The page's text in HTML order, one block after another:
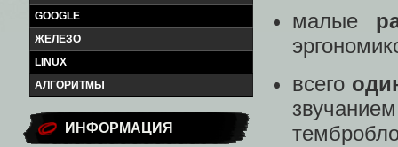
GOOGLE
ЖЕЛЕЗО
LINUX
АЛГОРИТМЫ
ИНФОРМАЦИЯ
малые
всего